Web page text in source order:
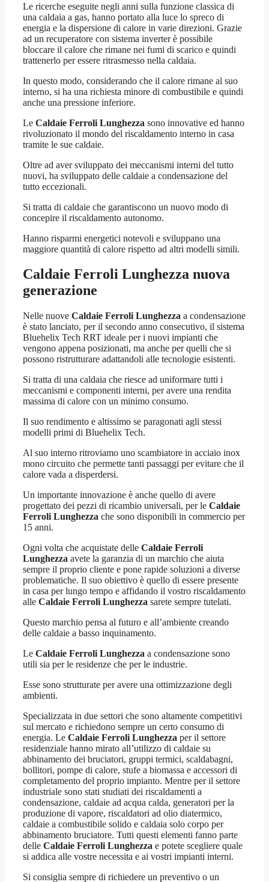
Le ricerche eseguite negli anni sulla funzione classica di
una caldaia a gas, hanno portato alla luce lo spreco di
energia e la dispersione di calore in varie direzioni. Grazie
ad un recuperatore con sistema inverter è possibile
bloccare il calore che rimane nei fumi di scarico e quindi
trattenerlo per essere ritrasmesso nella caldaia.
In questo modo, considerando che il calore rimane al suo
interno, si ha una richiesta minore di combustibile e quindi
anche una pressione inferiore.
Le Caldaie Ferroli Lunghezza sono innovative ed hanno
rivoluzionato il mondo del riscaldamento interno in casa
tramite le sue caldaie.
Oltre ad aver sviluppato dei meccanismi interni del tutto
nuovi, ha sviluppato delle caldaie a condensazione del
tutto eccezionali.
Si tratta di caldaie che garantiscono un nuovo modo di
concepire il riscaldamento autonomo.
Hanno risparmi energetici notevoli e sviluppano una
maggiore quantità di calore rispetto ad altri modelli simili.
Caldaie Ferroli Lunghezza nuova
generazione
Nelle nuove Caldaie Ferroli Lunghezza a condensazione
è stato lanciato, per il secondo anno consecutivo, il sistema
Bluehelix Tech RRT ideale per i nuovi impianti che
vengono appena posizionati, ma anche per quelli che si
possono ristrutturare adattandoli alle tecnologie esistenti.
Si tratta di una caldaia che riesce ad uniformare tutti i
meccanismi e componenti interni, per avere una rendita
massima di calore con un minimo consumo.
Il suo rendimento e altissimo se paragonati agli stessi
modelli primi di Bluehelix Tech.
Al suo interno ritroviamo uno scambiatore in acciaio inox
mono circuito che permette tanti passaggi per evitare che il
calore vada a disperdersi.
Un importante innovazione è anche quello di avere
progettato dei pezzi di ricambio universali, per le Caldaie
Ferroli Lunghezza che sono disponibili in commercio per
15 anni.
Ogni volta che acquistate delle Caldaie Ferroli
Lunghezza avete la garanzia di un marchio che aiuta
sempre il proprio cliente e pone rapide soluzioni a diverse
problematiche. Il suo obiettivo è quello di essere presente
in casa per lungo tempo e affidando il vostro riscaldamento
alle Caldaie Ferroli Lunghezza sarete sempre tutelati.
Questo marchio pensa al futuro e all’ambiente creando
delle caldaie a basso inquinamento.
Le Caldaie Ferroli Lunghezza a condensazione sono
utili sia per le residenze che per le industrie.
Esse sono strutturate per avere una ottimizzazione degli
ambienti.
Specializzata in due settori che sono altamente competitivi
sul mercato e richiedono sempre un certo consumo di
energia. Le Caldaie Ferroli Lunghezza per il settore
residenziale hanno mirato all’utilizzo di caldaie su
abbinamento dei bruciatori, gruppi termici, scaldabagni,
bollitori, pompe di calore, stufe a biomassa e accessori di
completamento del proprio impianto. Mentre per il settore
industriale sono stati studiati dei riscaldamenti a
condensazione, caldaie ad acqua calda, generatori per la
produzione di vapore, riscaldatori ad olio diatermico,
caldaie a combustibile solido e caldaia solo corpo per
abbinamento bruciatore. Tutti questi elementi fanno parte
delle Caldaie Ferroli Lunghezza e potete scegliere quale
si addica alle vostre necessita e ai vostri impianti interni.
Si consiglia sempre di richiedere un preventivo o un